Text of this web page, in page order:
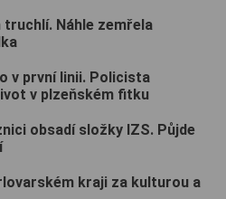
Náhle zemřela
v první linii. Policista
v plzeňském fitku
obsadí složky IZS. Půjde
kraji za kulturou a